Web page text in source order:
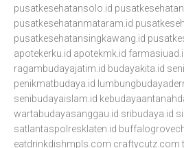
pusatkesehatansolo.id
pusatkesehatanmataram.id
pusatkesehatansingkawang.id
apotekerku.id apotekmk.id
ragambudayajatim.id budayakita.id
penikmatbudaya.id
senibudayaislam.id
wartabudayasanggau.id sribudaya.id
satlantaspolresklaten.id
eatdrinkdishmpls.com craftycutz.com